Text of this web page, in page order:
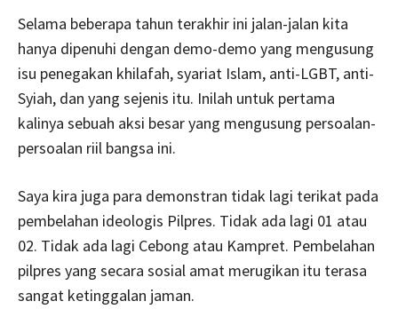
Selama beberapa tahun terakhir ini jalan-jalan kita
hanya dipenuhi dengan demo-demo yang mengusung
isu penegakan khilafah, syariat Islam, anti-LGBT, anti-
Syiah, dan yang sejenis itu. Inilah untuk pertama
kalinya sebuah aksi besar yang mengusung persoalan-
persoalan riil bangsa ini.
Saya kira juga para demonstran tidak lagi terikat pada
pembelahan ideologis Pilpres. Tidak ada lagi 01 atau
02. Tidak ada lagi Cebong atau Kampret. Pembelahan
pilpres yang secara sosial amat merugikan itu terasa
sangat ketinggalan jaman.